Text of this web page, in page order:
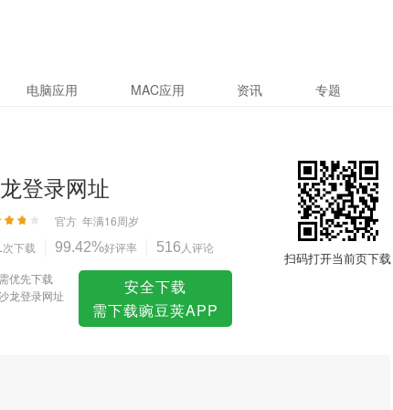
电脑应用 MAC应用 资讯 专题
登录网址
官方 年满16周岁
次下载 99.42%好评率 516 人评论
需优先下载
龙登录网址
安全下载
需下载豌豆荚APP
扫码打开当前页下载